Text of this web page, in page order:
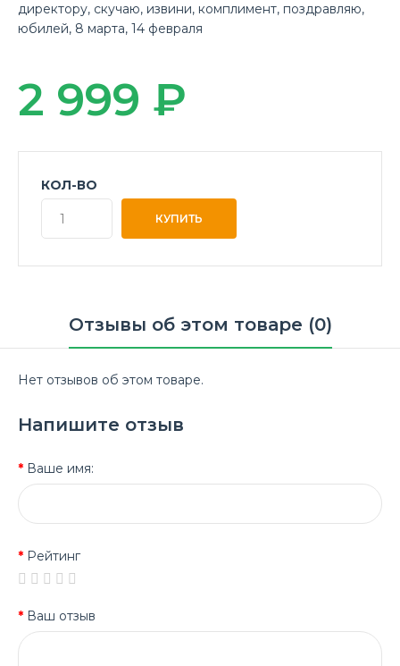
директору, скучаю, извини, комплимент, поздравляю,
юбилей, 8 марта, 14 февраля
2 999 ₽
КОЛ-ВО
Отзывы об этом товаре (0)
Нет отзывов об этом товаре.
Напишите отзыв
Ваше имя:
Рейтинг
Ваш отзыв